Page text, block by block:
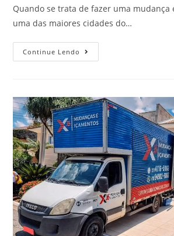
Quando se trata de fazer uma mudança
uma das maiores cidades do…
Continue Lendo